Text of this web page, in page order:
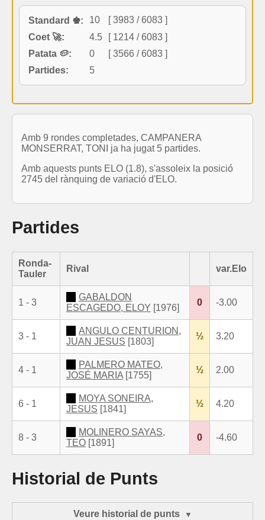
Standard ♚: 10
[ 3983 / 6083 ]
Coet 🚀:
4.5
[ 1214 / 6083 ]
Patata 🥔:
0
[ 3566 / 6083 ]
Partides:
5
Amb 9 rondes completades, CAMPANERA
MONSERRAT, TONI ja ha jugat 5 partides.
Amb aquests punts ELO (1.8), s'assoleix la posició
2745 del rànquing de variació d'ELO.
Partides
Ronda-
Tauler
Rival var.Elo
1 - 3
GABALDON
ESCAGEDO, ELOY [1976]
0 -3.00
3 - 1
ANGULO CENTURION,
JUAN JESUS [1803]
½ 3.20
4 - 1
PALMERO MATEO,
JOSÉ MARIA [1755]
½ 2.00
6 - 1
MOYA SONEIRA,
JESUS [1841]
½ 4.20
8 - 3
MOLINERO SAYAS,
TEO [1891]
0 -4.60
Historial de Punts
Veure historial de punts